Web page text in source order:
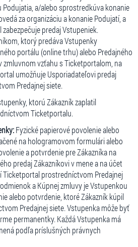
Podujatia, a/alebo sprostredkúva konanie
za organizáciu a konanie Podujatí, a
predaj Vstupeniek.
ktorý predáva Vstupenky
portálu (online trhu) alebo Predajného
zmluvnom vzťahu s Ticketportalom, na
umožňuje Usporiadateľovi predaj
Predajnej siete.
ktorú Zákazník zaplatil
Ticketportalu.
Fyzické papierové povolenie alebo
na hologramovom formulári alebo
a potvrdenie pre Zákazníka na
predaj Zákazníkovi v mene a na účet
Ticketportal prostredníctvom Predajnej
a Kúpnej zmluvy je Vstupenkou
alebo potvrdenie, ktoré Zákazník kúpil
Predajnej siete. Vstupenka môže byť
permanentky. Každá Vstupenka má
podľa príslušných právnych